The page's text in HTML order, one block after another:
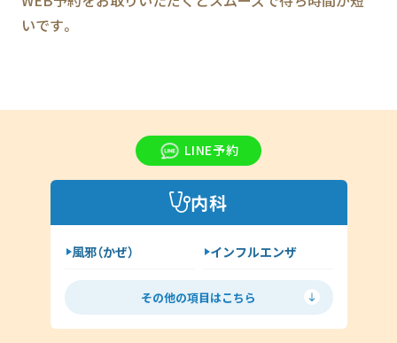
いです。
LINE予約
内科
風邪（かぜ）
インフルエンザ
胃腸炎
花粉症
喘息
高血圧
その他の項目はこちら